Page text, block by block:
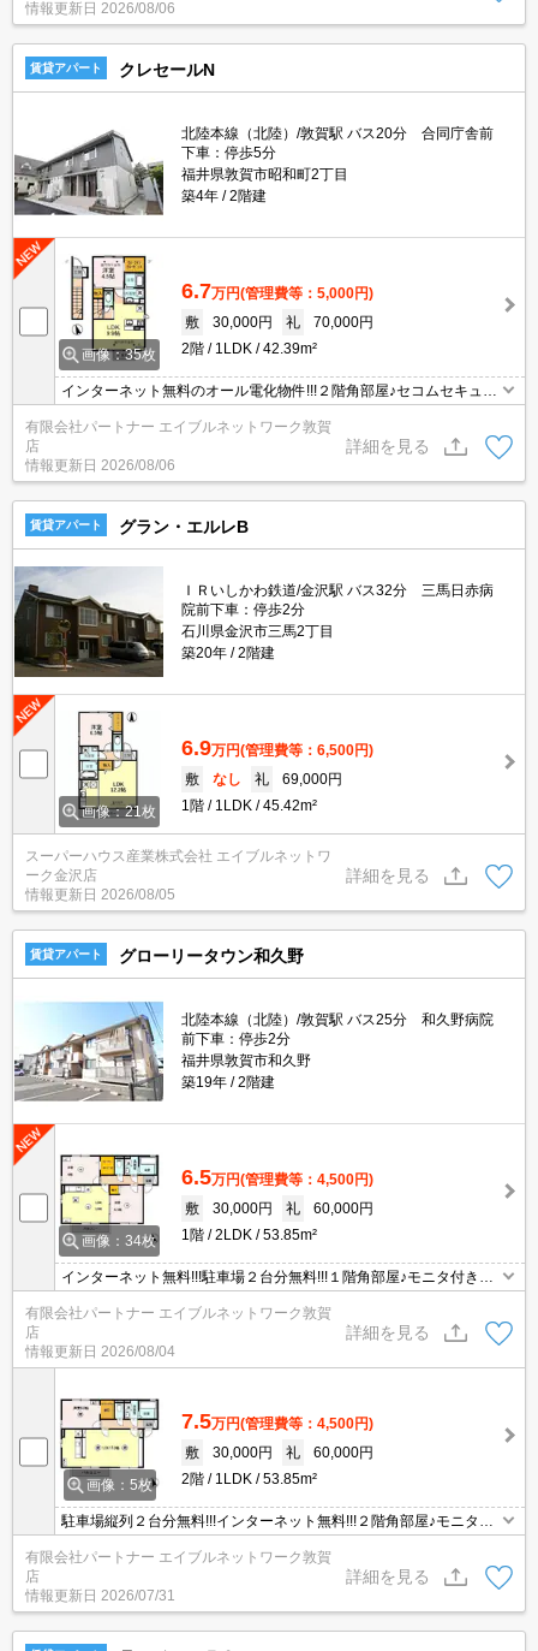
情報更新日 2026/08/06
賃貸アパート クレセールN
北陸本線（北陸）/敦賀駅 バス20分 合同庁舎前
下車：停歩5分
福井県敦賀市昭和町2丁目
築4年
2階建
画像：35枚
6.7万円(管理費等：5,000円)
敷
30,000円 礼
70,000円
2階
1LDK 42.39m²
インターネット無料のオール電化物件!!!２階角部屋♪セコムセキュリ
ティシステム、ＩＨ調理器、追焚機能/浴室乾燥機付きバス、室内物
干し、外物置、専用ゴミ置場あり♪
有限会社パートナー エイブルネットワーク敦賀
店
情報更新日 2026/08/06
詳細を見る
賃貸アパート グラン・エルレB
ＩＲいしかわ鉄道/金沢駅 バス32分 三馬日赤病
院前下車：停歩2分
石川県金沢市三馬2丁目
築20年
2階建
画像：21枚
6.9万円(管理費等：6,500円)
敷
なし 礼
69,000円
1階
1LDK 45.42m²
スーパーハウス産業株式会社 エイブルネットワ
ーク金沢店
情報更新日 2026/08/05
詳細を見る
賃貸アパート グローリータウン和久野
北陸本線（北陸）/敦賀駅 バス25分 和久野病院
前下車：停歩2分
福井県敦賀市和久野
築19年
2階建
画像：34枚
6.5万円(管理費等：4,500円)
敷
30,000円 礼
60,000円
1階
2LDK 53.85m²
インターネット無料!!!駐車場２台分無料!!!１階角部屋♪モニタ付きイ
ンターホン、照明器具、エアコン２基、追焚機能付き一坪浴室、ウ
ォークインクローゼット、床下収納、外物置あり♪
有限会社パートナー エイブルネットワーク敦賀
店
情報更新日 2026/08/04
詳細を見る
画像：5枚
7.5万円(管理費等：4,500円)
敷
30,000円 礼
60,000円
2階
1LDK 53.85m²
駐車場縦列２台分無料!!!インターネット無料!!!２階角部屋♪モニタ付
きインターホン、照明器具、エアコン２基、追焚機能付き一坪浴
室、ウォークインクローゼット、外物置あり♪
有限会社パートナー エイブルネットワーク敦賀
店
情報更新日 2026/07/31
詳細を見る